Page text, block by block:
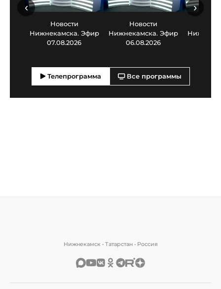
Новости
Нижнекамска. Эфир
07.08.2026
Новости
Нижнекамска. Эфир
06.08.2026
‹ ›
Телепрограмма Все программы
Нижнекамск • Татарстан • Россия